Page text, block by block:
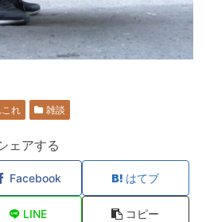
れ 雑談
ェアする
Facebook はてブ
LINE コピー